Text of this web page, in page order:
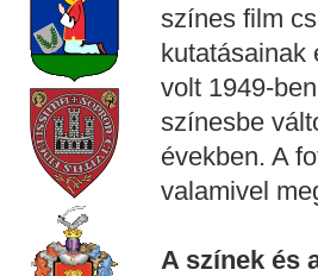
színes film
kutatásainak
volt 1949-
színesbe
években. A
valamivel
A színek és